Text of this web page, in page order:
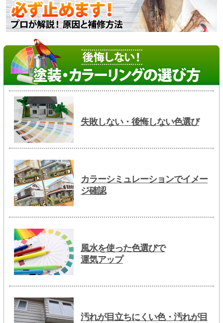
失敗しない・後悔しない色選び
カラーシミュレーションでイメー
ジ確認
風水を使った色選びで
運気アップ
汚れが目立ちにくい色・汚れが目